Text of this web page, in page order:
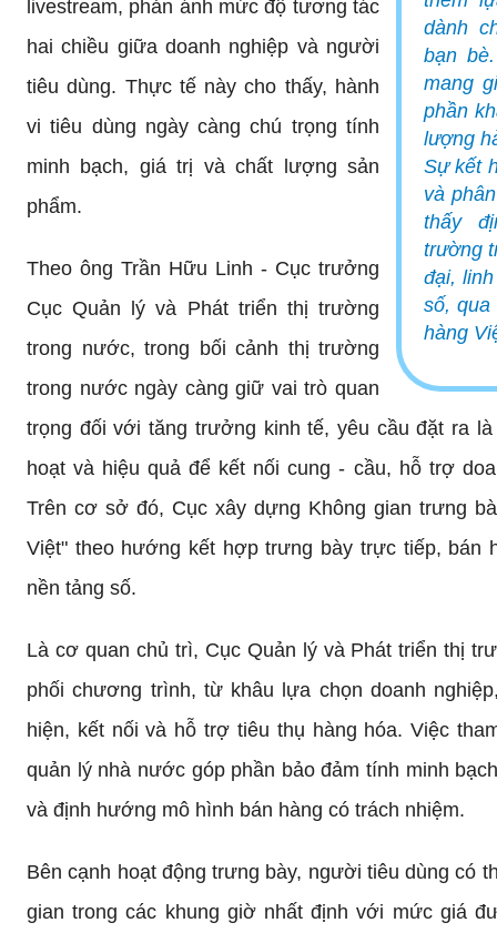
dành
bạn
mang
phần
lượng
Sự kết
và
thấy
trường
đại,
số, qua
hàng
livestream, phản ánh mức độ tương tác
hai chiều giữa doanh nghiệp và người
tiêu dùng. Thực tế này cho thấy, hành
vi tiêu dùng ngày càng chú trọng tính
minh bạch, giá trị và chất lượng sản
phẩm.
Theo ông Trần Hữu Linh - Cục trưởng
Cục Quản lý và Phát triển thị trường
trong nước, trong bối cảnh thị trường
trong nước ngày càng giữ vai trò quan
trọng đối với tăng trưởng kinh tế, yêu cầu đặt ra
hoạt và hiệu quả để kết nối cung - cầu, hỗ trợ
Trên cơ sở đó, Cục xây dựng Không gian trưng
Việt" theo hướng kết hợp trưng bày trực tiếp, bán
nền tảng số.
Là cơ quan chủ trì, Cục Quản lý và Phát triển thị
phối chương trình, từ khâu lựa chọn doanh
hiện, kết nối và hỗ trợ tiêu thụ hàng hóa. Việc
quản lý nhà nước góp phần bảo đảm tính minh
và định hướng mô hình bán hàng có trách nhiệm.
Bên cạnh hoạt động trưng bày, người tiêu dùng có
gian trong các khung giờ nhất định với mức giá